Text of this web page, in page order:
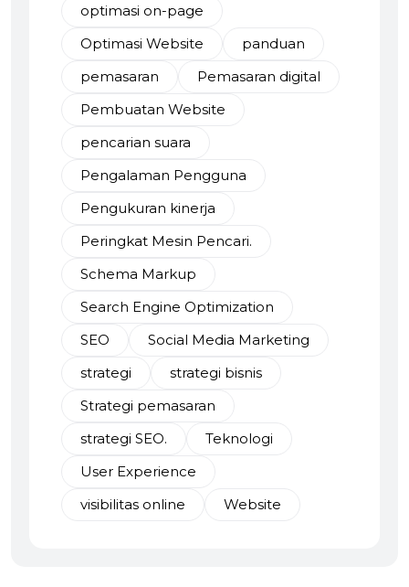
optimasi on-page
Optimasi Website
panduan
pemasaran
Pemasaran digital
Pembuatan Website
pencarian suara
Pengalaman Pengguna
Pengukuran kinerja
Peringkat Mesin Pencari.
Schema Markup
Search Engine Optimization
SEO
Social Media Marketing
strategi
strategi bisnis
Strategi pemasaran
strategi SEO.
Teknologi
User Experience
visibilitas online
Website